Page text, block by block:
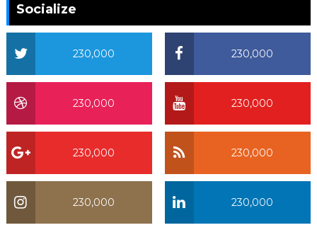
Socialize
230,000
230,000
230,000
230,000
230,000
230,000
230,000
230,000